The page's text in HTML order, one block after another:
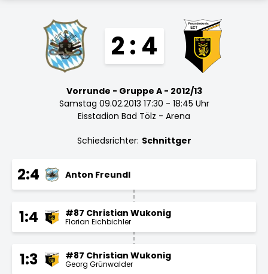
2 : 4
Vorrunde - Gruppe A - 2012/13
Samstag 09.02.2013 17:30 - 18:45 Uhr
Eisstadion Bad Tölz - Arena
Schiedsrichter: Schnittger
2:4 Anton Freundl
1:4 #87 Christian Wukonig
Florian Eichbichler
1:3 #87 Christian Wukonig
Georg Grünwalder